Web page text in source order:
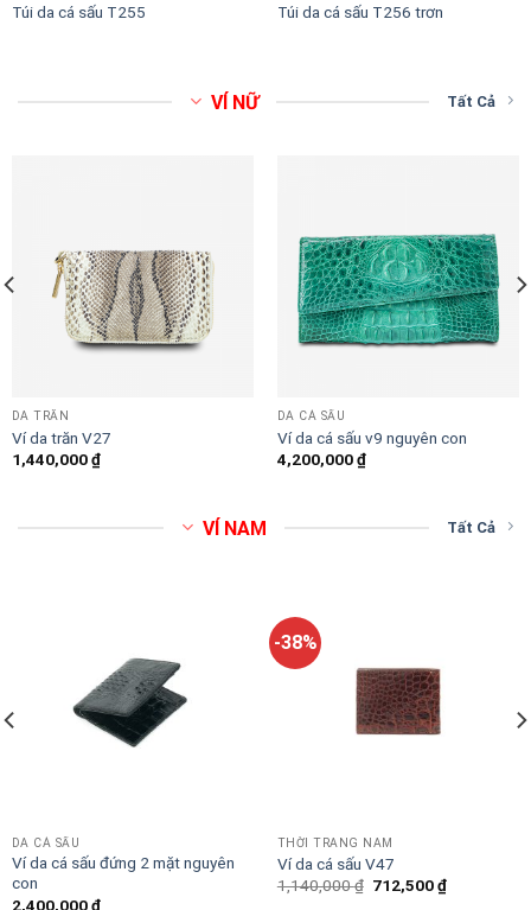
Túi da cá sấu T255 Túi da cá sấu T256 trơn
VÍ NỮ Tất Cả
DA TRĂN
Ví da trăn V27
1,440,000₫
DA CÁ SẤU
Ví da cá sấu v9 nguyên con
4,200,000₫
VÍ NAM Tất Cả
DA CÁ SẤU
Ví da cá sấu đứng 2 mặt nguyên
con
2,400,000₫
-38%
THỜI TRANG NAM
Ví da cá sấu V47
1,140,000₫ Original
price
712,500₫Current
price